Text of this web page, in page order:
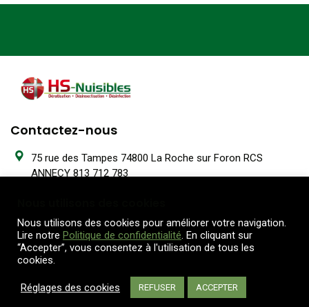
Contactez-nous
75 rue des Tampes 74800 La Roche sur Foron RCS
ANNECY 813 712 783
Lun-Jeu: 8:30 – 12:15 / 13:45 - 18:00 Ven: 8:30 - 18:00
Ecrivez-nous
Nous utilisons des cookies pour améliorer votre navigation.
Lire notre Politique de confidentialité. En cliquant sur
“Accepter”, vous consentez à l'utilisation de tous les
cookies.
Réglages des cookies REFUSER ACCEPTER